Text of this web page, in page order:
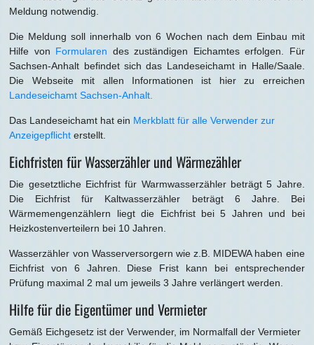
Meldung notwendig.
Die Meldung soll innerhalb von 6 Wochen nach dem Einbau mit
Hilfe von Formularen des zuständigen Eichamtes erfolgen. Für
Sachsen-Anhalt befindet sich das Landeseichamt in Halle/Saale.
Die Webseite mit allen Informationen ist hier zu erreichen
Landeseichamt Sachsen-Anhalt.
Das Landeseichamt hat ein Merkblatt für alle Verwender zur
Anzeigepflicht erstellt.
Eichfristen für Wasserzähler und Wärmezähler
Die gesetztliche Eichfrist für Warmwasserzähler beträgt 5 Jahre.
Die Eichfrist für Kaltwasserzähler beträgt 6 Jahre. Bei
Wärmemengenzählern liegt die Eichfrist bei 5 Jahren und bei
Heizkostenverteilern bei 10 Jahren.
Wasserzähler von Wasserversorgern wie z.B. MIDEWA haben eine
Eichfrist von 6 Jahren. Diese Frist kann bei entsprechender
Prüfung maximal 2 mal um jeweils 3 Jahre verlängert werden.
Hilfe für die Eigentümer und Vermieter
Gemäß Eichgesetz ist der Verwender, im Normalfall der Vermieter